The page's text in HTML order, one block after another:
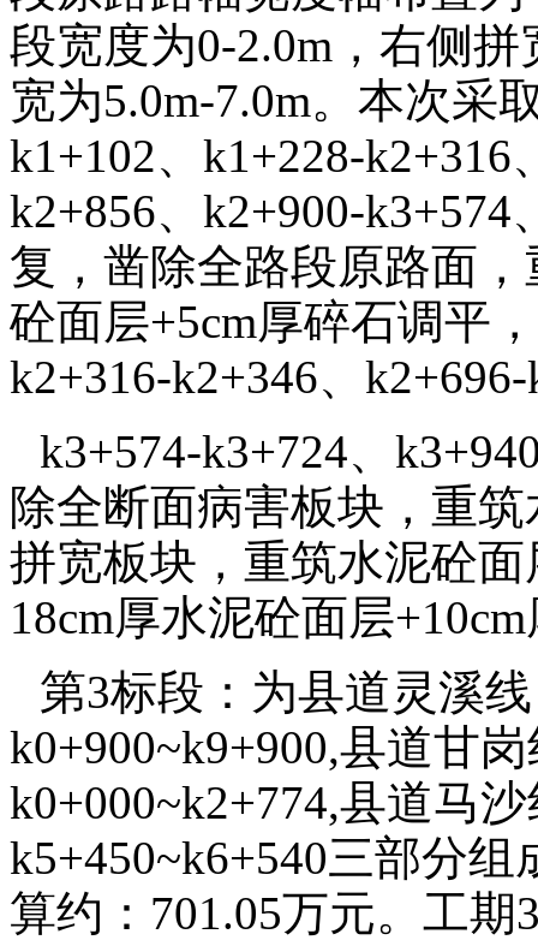
段宽度为0-2.0m，右侧
宽为5.0m-7.0m。本次采
k1+102、k1+228-k2+316
k2+856、k2+900-
复，凿除全路段原路面
砼面层+5cm厚碎石调平
k2+316-k2+346、
k3+574-k3+724、
除全断面病害板块，重
拼宽板块，重筑水泥砼
18cm厚水泥砼面层
第3标段：为县道灵溪
k0+900~k9+900,县道甘
k0+000~k2+774,县道马
k5+450~k6+540三部分
算约：701.05万元。工